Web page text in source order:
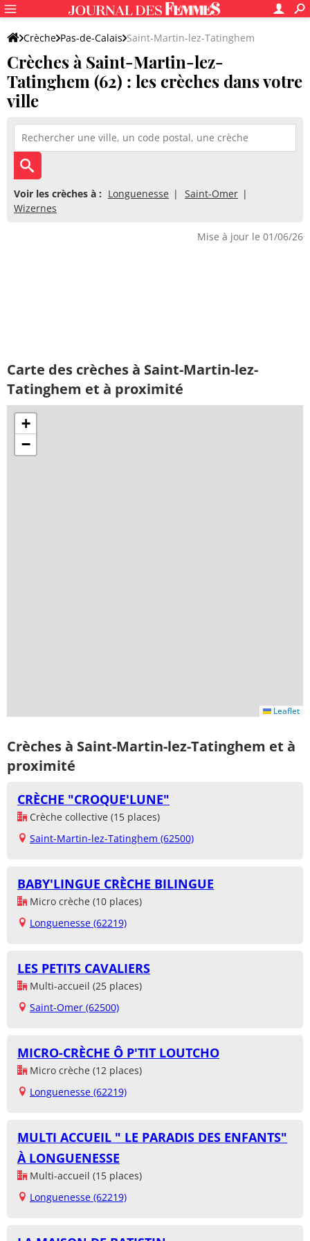
Crèche Pas-de-Calais Saint-Martin-lez-Tatinghem
Crèches à Saint-Martin-lez-
Tatinghem (62) : les crèches dans votre
ville
Voir les crèches à : Longuenesse
Saint-Omer
Wizernes
Mise à jour le 01/06/26
Carte des crèches à Saint-Martin-lez-
Tatinghem et à proximité
+
−
Leaflet
Crèches à Saint-Martin-lez-Tatinghem et à
proximité
CRÈCHE "CROQUE'LUNE"
Crèche collective (15 places)
Saint-Martin-lez-Tatinghem (62500)
BABY'LINGUE CRÈCHE BILINGUE
Micro crèche (10 places)
Longuenesse (62219)
LES PETITS CAVALIERS
Multi-accueil (25 places)
Saint-Omer (62500)
MICRO-CRÈCHE Ô P'TIT LOUTCHO
Micro crèche (12 places)
Longuenesse (62219)
MULTI ACCUEIL " LE PARADIS DES ENFANTS"
À LONGUENESSE
Multi-accueil (15 places)
Longuenesse (62219)